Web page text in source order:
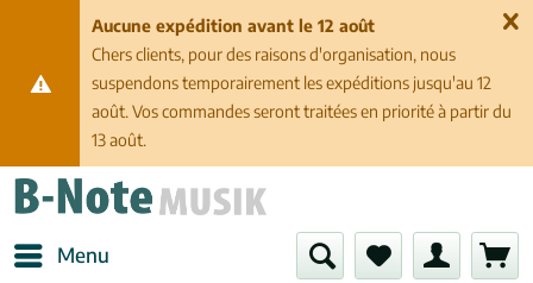
Aucune expédition avant le 12 août
Chers clients, pour des raisons d'organisation, nous
suspendons temporairement les expéditions jusqu'au 12
août. Vos commandes seront traitées en priorité à partir du
13 août.
Menu